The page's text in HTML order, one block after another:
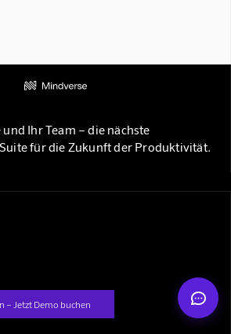
– Jetzt Demo buchen
AssistentIhr Team – die nächste
für die Zukunft der Produktivität.